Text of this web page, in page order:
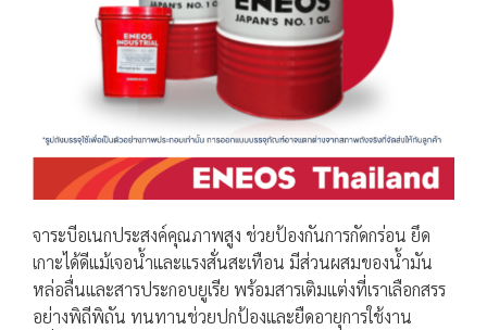
จาระบีอเนกประสงค์คุณภาพสูง ช่วยป้องกันการกัดกร่อน ยึด
เกาะได้ดีแม้เจอน้ำและแรงสั่นสะเทือน มีส่วนผสมของน้ำมัน
หล่อลื่นและสารประกอบยูเรีย พร้อมสารเติมแต่งที่เราเลือกสรร
อย่างพิถีพิถัน ทนทานช่วยปกป้องและยืดอายุการใช้งาน